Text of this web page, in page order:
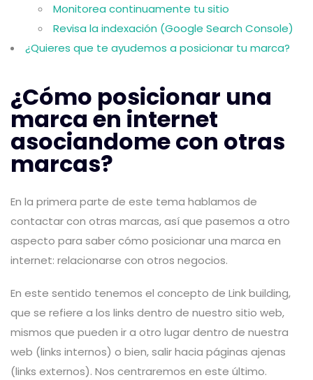
Monitorea continuamente tu sitio
Revisa la indexación (Google Search Console)
¿Quieres que te ayudemos a posicionar tu marca?
¿Cómo posicionar una
marca en internet
asociandome con otras
marcas?
En la primera parte de este tema hablamos de
contactar con otras marcas, así que pasemos a otro
aspecto para saber cómo posicionar una marca en
internet: relacionarse con otros negocios.
En este sentido tenemos el concepto de Link building,
que se refiere a los links dentro de nuestro sitio web,
mismos que pueden ir a otro lugar dentro de nuestra
web (links internos) o bien, salir hacia páginas ajenas
(links externos). Nos centraremos en este último.